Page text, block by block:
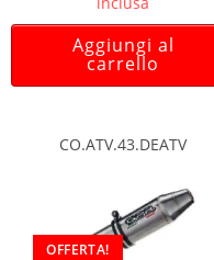
Aggiungi al
carrello
CO.ATV.43.DEATV
OFFERTA!